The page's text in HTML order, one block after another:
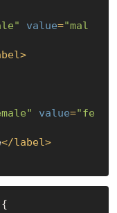
value="mal
>
value="fe
</label>
{